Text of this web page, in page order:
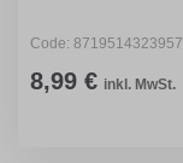
Code: 8719514323957
8,99 € inkl. MwSt.